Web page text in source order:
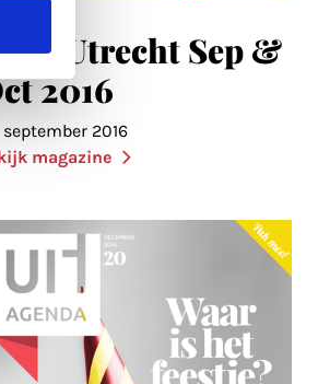
Utrecht Sep &
2016
september 2016
magazine